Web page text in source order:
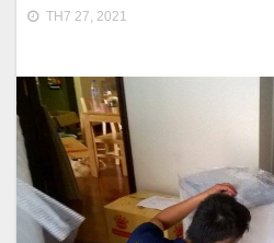
TH7 27, 2021